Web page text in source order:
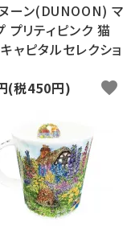
ーン(DUNOON) マ
プリティピンク 猫
ャピタルセレクショ
(税450円)
favorite